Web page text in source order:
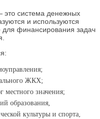
система денежных
и используются
финансирования задач
ЖКХ;
местного значения;
образования,
культуры и спорта,